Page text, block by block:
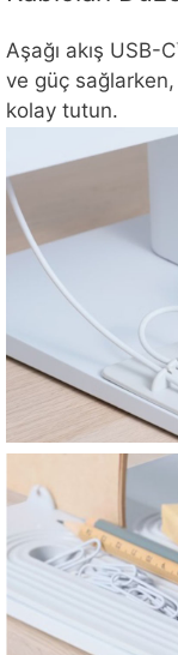
Aşağı akış USB-
ve güç sağlarken,
kolay tutun.